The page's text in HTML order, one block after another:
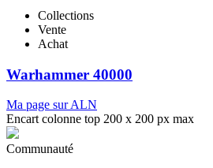
Collections
Vente
Achat
Warhammer 40000
Ma page sur ALN
Encart colonne top 200 x 200 px max
Communauté